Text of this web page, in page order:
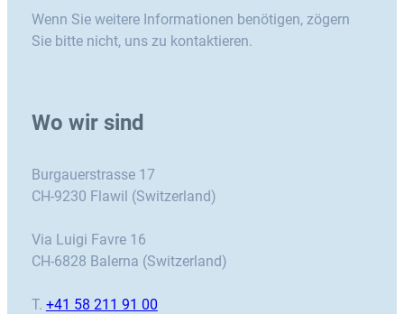
Wenn Sie weitere Informationen benötigen, zögern
Sie bitte nicht, uns zu kontaktieren.
Wo wir sind
Burgauerstrasse 17
CH-9230 Flawil (Switzerland)
Via Luigi Favre 16
CH-6828 Balerna (Switzerland)
T. +41 58 211 91 00